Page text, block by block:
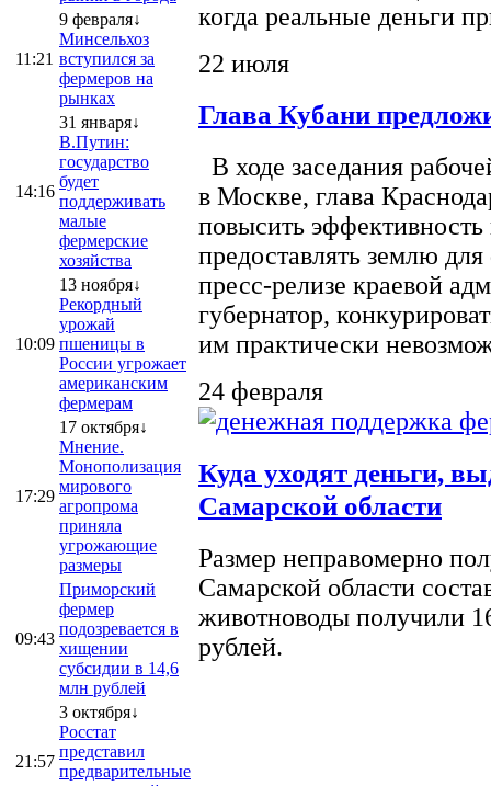
11:21
9 февраля↓
Минсельхоз
вступился за
фермеров на
рынках
14:16
31 января↓
В.Путин:
государство
будет
поддерживать
малые
фермерские
хозяйства
10:09
13 ноября↓
Рекордный
урожай
пшеницы в
России угрожает
американским
фермерам
17:29
17 октября↓
Мнение.
Монополизация
мирового
агропрома
приняла
угрожающие
размеры
09:43
Приморский
фермер
подозревается в
хищении
субсидии в 14,6
млн рублей
21:57
3 октября↓
Росстат
представил
предварительные
когда реальные деньги
22 июля
Глава Кубани
В ходе заседания
в Москве, глава
повысить эффективность
предоставлять землю
пресс-релизе краевой
губернатор,
им практически
24 февраля
Куда уходят деньги,
Самарской области
Размер неправомерно
Самарской области
животноводы получили
рублей.